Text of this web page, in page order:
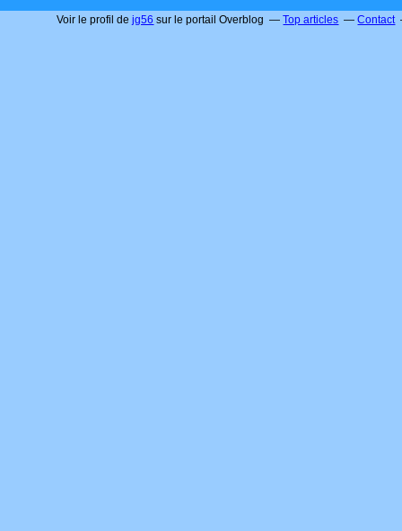
Voir le profil dejg56 sur le portail Overblog Top articles Contact